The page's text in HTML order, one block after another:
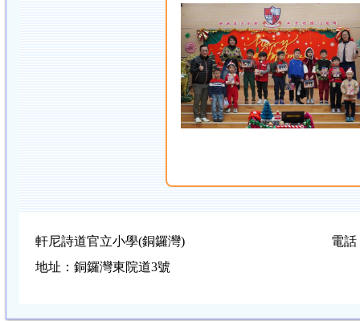
軒尼詩道官立小學(銅鑼灣)
電話
地址：銅鑼灣東院道3號